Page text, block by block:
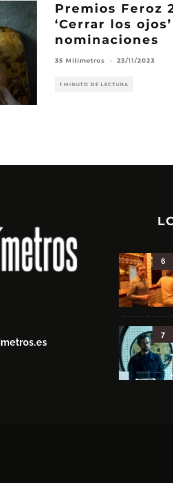
Premios Feroz
‘Cerrar los
nominaciones
35 Milímetros · 23/11/2023
1 MINUTO DE LECTURA
6
7